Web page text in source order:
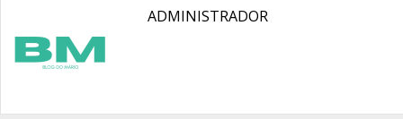
ADMINISTRADOR